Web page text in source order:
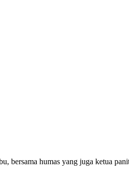
bersama humas yang juga ketua